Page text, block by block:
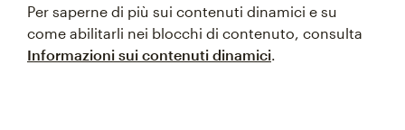
Per saperne di più sui contenuti dinamici e su
come abilitarli nei blocchi di contenuto, consulta
Informazioni sui contenuti dinamici.